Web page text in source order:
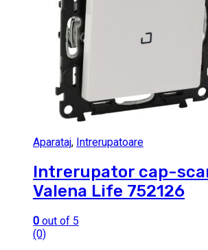
Aparataj, Intrerupatoare
Intrerupator cap-
Valena Life 752126
0 out of 5
(0)